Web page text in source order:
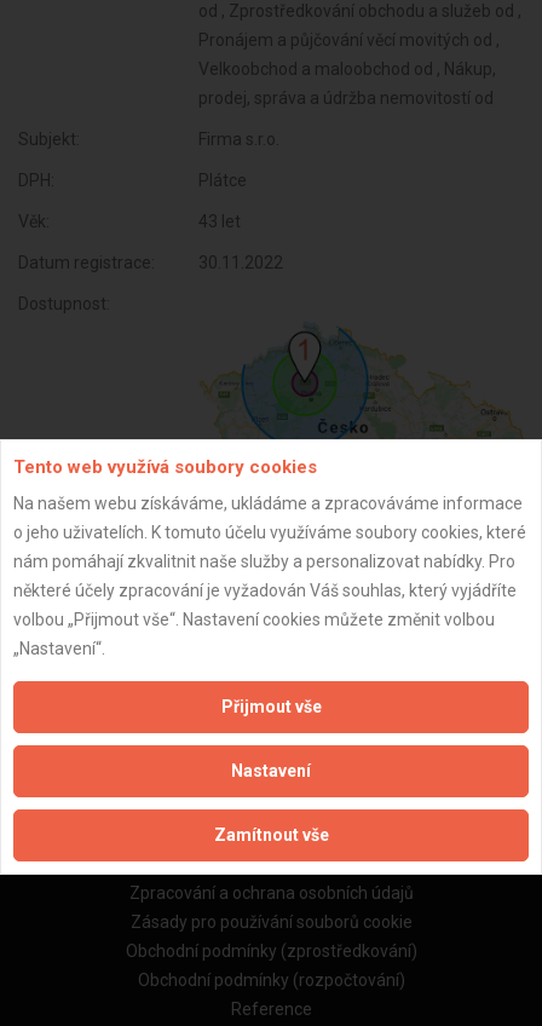
od , Zprostředkování obchodu a služeb od ,
Pronájem a půjčování věcí movitých od ,
Velkoobchod a maloobchod od , Nákup,
prodej, správa a údržba nemovitostí od
Subjekt: Firma s.r.o.
DPH: Plátce
Věk: 43 let
Datum registrace: 30.11.2022
Dostupnost:
ZPĚT
Naše firmy a řemeslníci
Zpracování a ochrana osobních údajů
Zásady pro používání souborů cookie
Obchodní podmínky (zprostředkování)
Obchodní podmínky (rozpočtování)
Reference
Tento web využívá soubory cookies
Na našem webu získáváme, ukládáme a zpracováváme informace
o jeho uživatelích. K tomuto účelu využíváme soubory cookies, které
nám pomáhají zkvalitnit naše služby a personalizovat nabídky. Pro
některé účely zpracování je vyžadován Váš souhlas, který vyjádříte
volbou „Přijmout vše“. Nastavení cookies můžete změnit volbou
„Nastavení“.
Přijmout vše
Nastavení
Zamítnout vše